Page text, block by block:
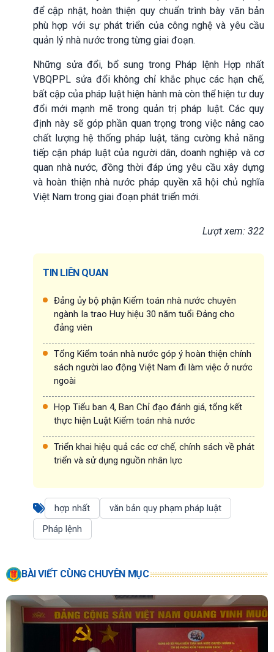
để cập nhật, hoàn thiện quy chuẩn trình bày văn bản
phù hợp với sự phát triển của công nghệ và yêu cầu
quản lý nhà nước trong từng giai đoạn.
Những sửa đổi, bổ sung trong Pháp lệnh Hợp nhất
VBQPPL sửa đổi không chỉ khắc phục các hạn chế,
bất cập của pháp luật hiện hành mà còn thể hiện tư duy
đổi mới mạnh mẽ trong quản trị pháp luật. Các quy
định này sẽ góp phần quan trọng trong việc nâng cao
chất lượng hệ thống pháp luật, tăng cường khả năng
tiếp cận pháp luật của người dân, doanh nghiệp và cơ
quan nhà nước, đồng thời đáp ứng yêu cầu xây dựng
và hoàn thiện nhà nước pháp quyền xã hội chủ nghĩa
Việt Nam trong giai đoạn phát triển mới.
Lượt xem: 322
TIN LIÊN QUAN
Đảng ủy bộ phận Kiểm toán nhà nước chuyên
ngành Ia trao Huy hiệu 30 năm tuổi Đảng cho
đảng viên
Tổng Kiểm toán nhà nước góp ý hoàn thiện chính
sách người lao động Việt Nam đi làm việc ở nước
ngoài
Họp Tiểu ban 4, Ban Chỉ đạo đánh giá, tổng kết
thực hiện Luật Kiểm toán nhà nước
Triển khai hiệu quả các cơ chế, chính sách về phát
triển và sử dụng nguồn nhân lực
hợp nhất
văn bản quy phạm pháp luật
Pháp lệnh
BÀI VIẾT CÙNG CHUYÊN MỤC